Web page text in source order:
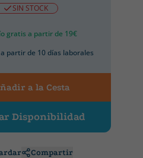
SIN STOCK
gratis a partir de 19€
partir de 10 días laborales
a la Cesta
Disponibilidad
Compartir